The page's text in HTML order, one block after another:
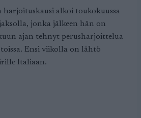
harjoituskausi alkoi toukokuussa
jonka jälkeen hän on
ajan tehnyt perusharjoittelua
Ensi viikolla on lähtö
Italiaan.